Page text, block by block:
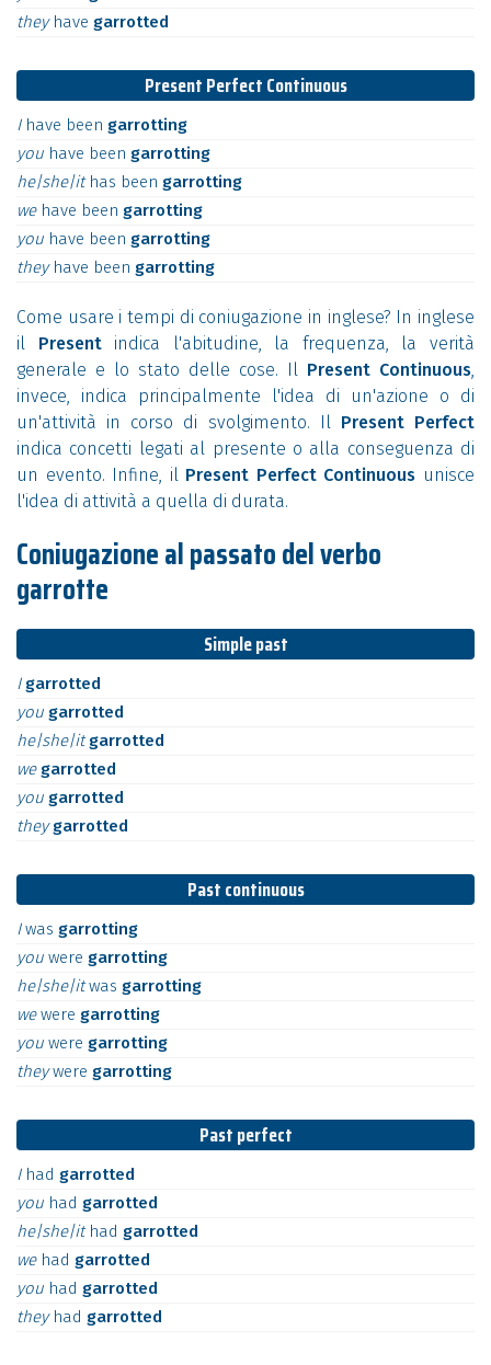
they have garrotted
Present Perfect Continuous
I have been garrotting
you have been garrotting
he|she|it has been garrotting
we have been garrotting
you have been garrotting
they have been garrotting
Come usare i tempi di coniugazione in inglese? In inglese
il Presentindica l'abitudine, la frequenza, la verità
generale e lo stato delle cose. Il Present Continuous,
invece, indica principalmente l'idea di un'azione o di
un'attività in corso di svolgimento. Il Present Perfect
indica concetti legati al presente o alla conseguenza di
un evento. Infine, il Present Perfect Continuous unisce
l'idea di attività a quella di durata.
Coniugazione al passato del verbo
garrotte
Simple past
I garrotted
you garrotted
he|she|itgarrotted
we garrotted
you garrotted
theygarrotted
Past continuous
Iwas garrotting
you were garrotting
he|she|itwas garrotting
wewere garrotting
you were garrotting
theywere garrotting
Past perfect
I had garrotted
you had garrotted
he|she|it had garrotted
we had garrotted
you had garrotted
they had garrotted